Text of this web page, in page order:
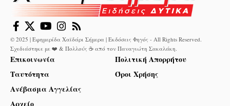
© 2025 | Εφημερίδα Χαϊδάρι Σήμερα | Εκδόσεις Φηγός - All Rights Reserved.
Σχεδιάστηκε με ❤️ & Πολλούς ☕ από τον Παναγιώτη Σακαλάκη
Επικοινωνία
Ταυτότητα
Ανέβασμα Αγγελίας
Αρχείο
Πολιτική Απορρήτου
Όροι Χρήσης